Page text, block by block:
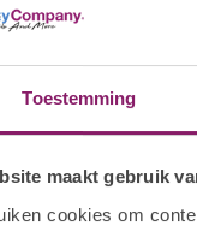
Toestemming
maakt gebruik
cookies om
BFF penseel in 1 of
1212691013